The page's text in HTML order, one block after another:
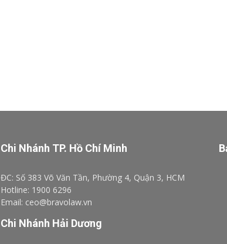
Chi Nhánh TP. Hồ Chí Minh
ĐC: Số 383 Võ Văn Tần, Phường 4, Quận 3, HCM
Hotline: 1900 6296
Email: ceo@bravolaw.vn
Chi Nhánh Hải Dương